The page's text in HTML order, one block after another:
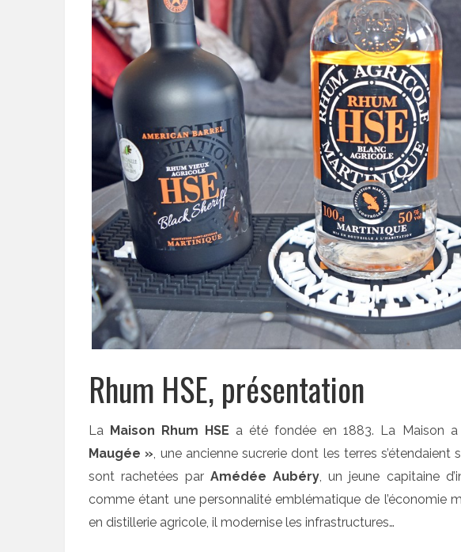
Rhum HSE, présentation
La Maison Rhum HSE a été fondée en 1883. La Maison
Maugée », une ancienne sucrerie dont les terres s’étendaient
sont rachetées par Amédée Aubéry, un jeune capitaine
comme étant une personnalité emblématique de l’économie
en distillerie agricole, il modernise les infrastructures…